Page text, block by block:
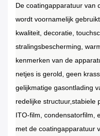
De coatingapparatuur van
wordt voornamelijk
kwaliteit, decoratie,
stralingsbescherming,
kenmerken van de
netjes is gerold, geen
gelijkmatige gasontlading
redelijke structuur,stabiele
ITO-film, condensatorfilm,
met de coatingapparatuur